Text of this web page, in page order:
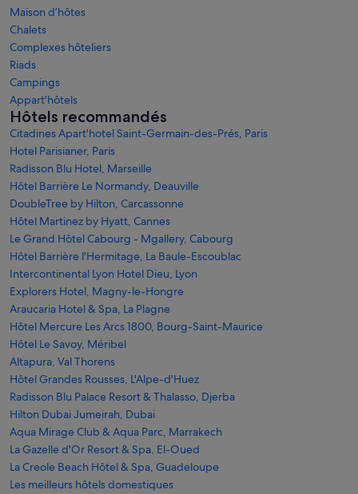
Maison d’hôtes
Chalets
Complexes hôteliers
Riads
Campings
Appart'hôtels
Hôtels recommandés
Citadines Apart'hotel Saint-Germain-des-Prés, Paris
Hotel Parisianer, Paris
Radisson Blu Hotel, Marseille
Hôtel Barrière Le Normandy, Deauville
DoubleTree by Hilton, Carcassonne
Hôtel Martinez by Hyatt, Cannes
Le Grand Hôtel Cabourg - Mgallery, Cabourg
Hôtel Barrière l'Hermitage, La Baule-Escoublac
Intercontinental Lyon Hotel Dieu, Lyon
Explorers Hotel, Magny-le-Hongre
Araucaria Hotel & Spa, La Plagne
Hôtel Mercure Les Arcs 1800, Bourg-Saint-Maurice
Hôtel Le Savoy, Méribel
Altapura, Val Thorens
Hôtel Grandes Rousses, L'Alpe-d'Huez
Radisson Blu Palace Resort & Thalasso, Djerba
Hilton Dubai Jumeirah, Dubai
Aqua Mirage Club & Aqua Parc, Marrakech
La Gazelle d'Or Resort & Spa, El-Oued
La Creole Beach Hôtel & Spa, Guadeloupe
Les meilleurs hôtels domestiques